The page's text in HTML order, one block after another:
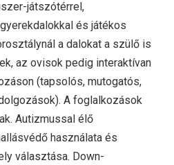
játszótérrel,
és játékos
a dalokat a szülő is
az ovisok pedig interaktívan
(tapsolós, mutogatós,
A foglalkozások
Autizmussal élő
használata és
választása. Down-